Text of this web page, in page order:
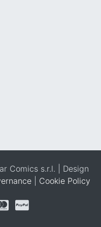
Comics s.r.l. | Design
Cookie Policy